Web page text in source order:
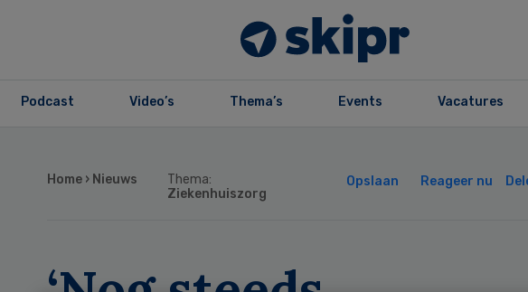
Podcast Video’s Thema’s Events Vacatures
Home › Nieuws
Thema:
Ziekenhuiszorg
Opslaan Reageer nu